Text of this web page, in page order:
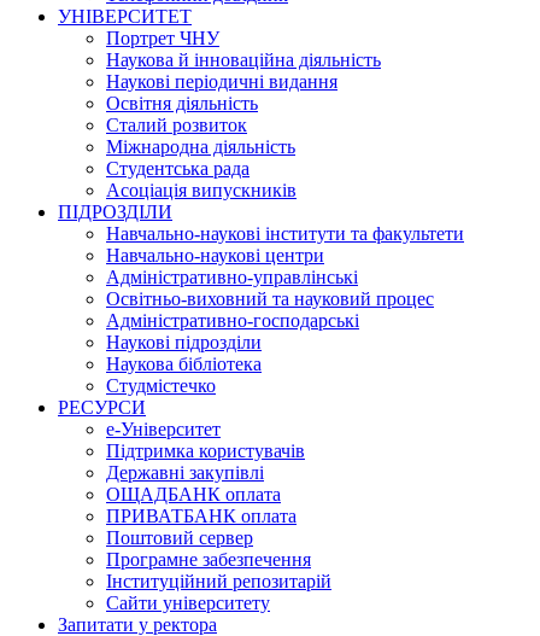
УНІВЕРСИТЕТ
Портрет ЧНУ
Наукова й інноваційна діяльність
Наукові періодичні видання
Освітня діяльність
Сталий розвиток
Міжнародна діяльність
Студентська рада
Асоціація випускників
ПІДРОЗДІЛИ
Навчально-наукові інститути та факультети
Навчально-наукові центри
Адміністративно-управлінські
Освітньо-виховний та науковий процес
Адміністративно-господарські
Наукові підрозділи
Наукова бібліотека
Студмістечко
РЕСУРСИ
е-Університет
Підтримка користувачів
Державні закупівлі
ОЩАДБАНК оплата
ПРИВАТБАНК оплата
Поштовий сервер
Програмне забезпечення
Інституційний репозитарій
Сайти університету
Запитати у ректора